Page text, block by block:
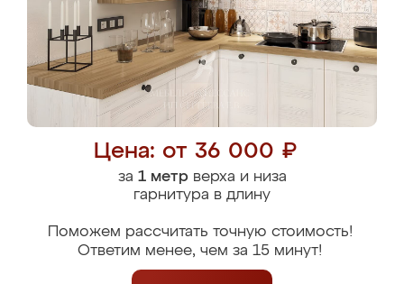
Цена: от 36 000 ₽
за 1 метрверха и низа
гарнитура в длину
Поможем рассчитать точную стоимость!
Ответим менее, чем за 15 минут!